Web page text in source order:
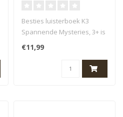
Besties luisterboek K3
Spannende Mysteries, 3+ is
een luisterverhaal van het
mer..
€11,99